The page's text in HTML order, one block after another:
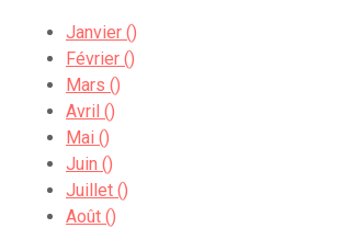
Janvier ()
Février ()
Mars ()
Avril ()
Mai ()
Juin ()
Juillet ()
Août ()